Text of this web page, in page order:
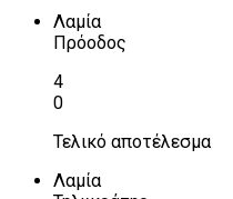
Λαμία
Πρόοδος
4
0
Τελικό αποτέλεσμα
Λαμία